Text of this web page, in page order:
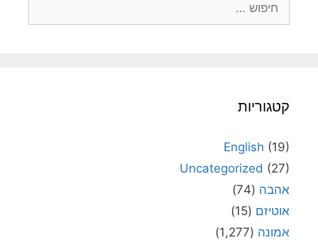
קטגוריות
English (19)
Uncategorized (27)
אהבה (74)
אוטיזם (15)
אמונה (1,277)